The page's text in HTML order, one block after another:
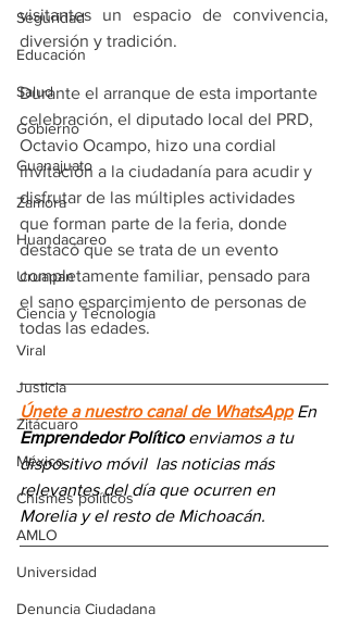
Seguridad
Educación
Salud
Gobierno
Guanajuato
Zamora
Huandacareo
Uruapan
Ciencia y Tecnología
Viral
Justicia
Zitácuaro
México
Chismes políticos
AMLO
Universidad
Denuncia Ciudadana
visitantes un espacio de convivencia,
diversión y tradición.
Durante el arranque de esta importante
celebración, el diputado local del PRD,
Octavio Ocampo, hizo una cordial
invitación a la ciudadanía para acudir y
disfrutar de las múltiples actividades
que forman parte de la feria, donde
destacó que se trata de un evento
completamente familiar, pensado para
el sano esparcimiento de personas de
todas las edades.
Únete a nuestro canal de WhatsApp En
Emprendedor Político enviamos a tu
dispositivo móvil las noticias más
relevantes del día que ocurren en
Morelia y el resto de Michoacán.